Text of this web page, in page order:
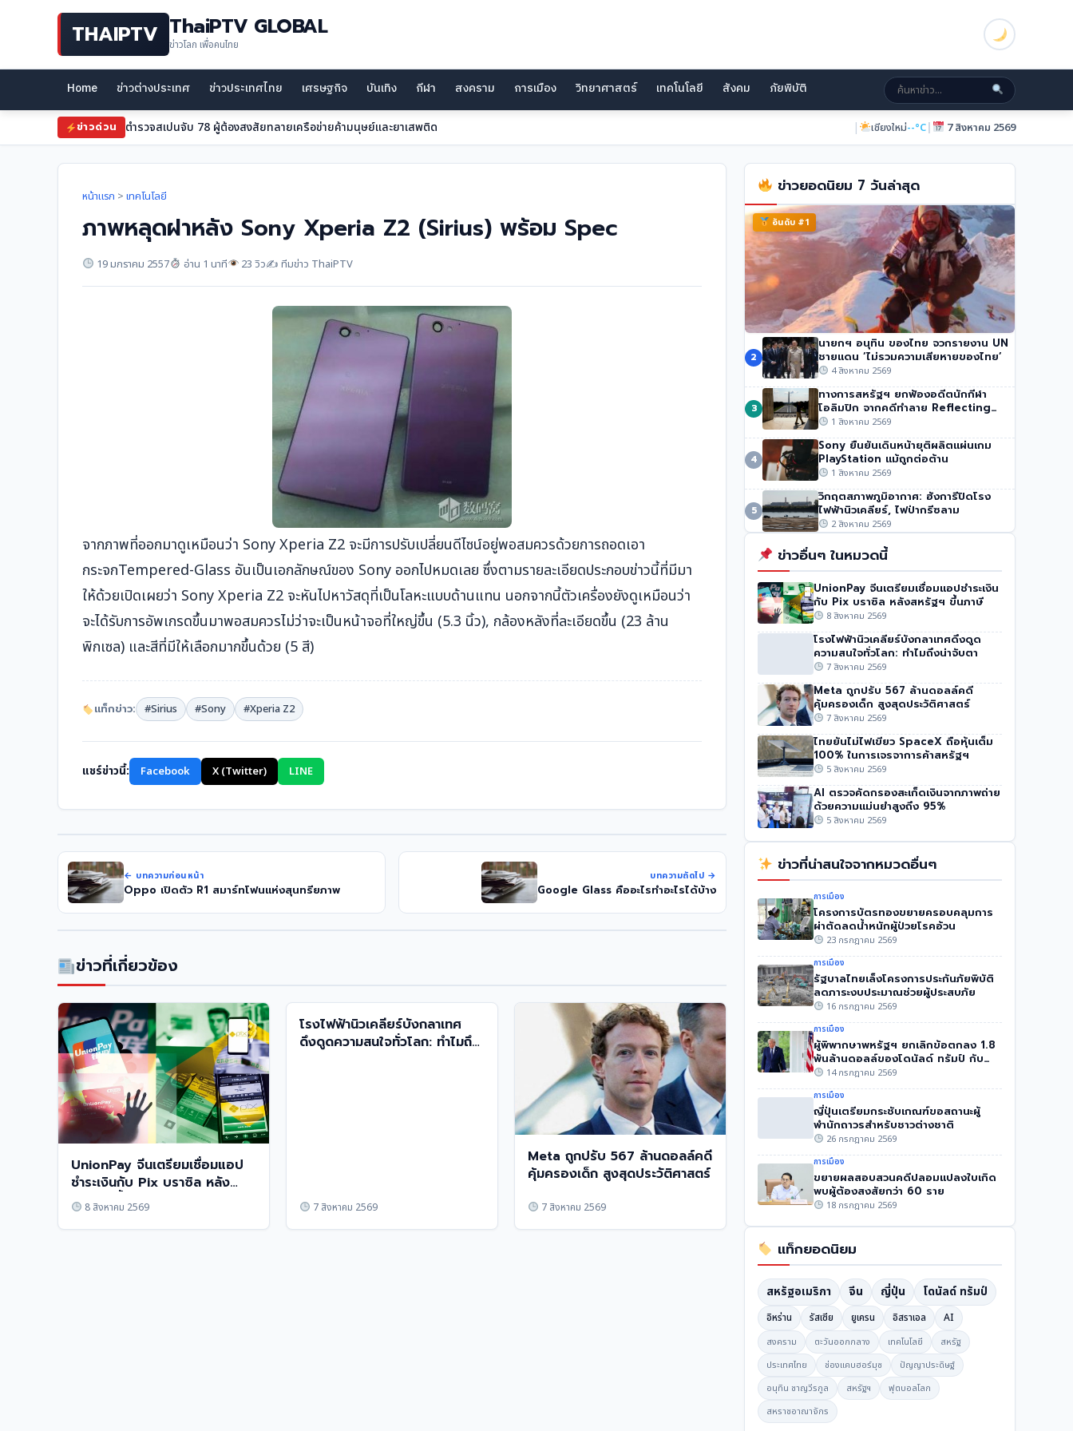
THAIPTV ThaiPTV GLOBAL
ข่าวโลก เพื่อคนไทย
Home ข่าวต่างประเทศ ข่าวประเทศไทย เศรษฐกิจ บันเทิง กีฬา สงคราม การเมือง วิทยาศาสตร์ เทคโนโลยี สังคม ภัยพิบัติ
ข่าวด่วน ตำรวจสเปนจับ 78 ผู้ต้องสงสัยทลายเครือข่ายค้ามนุษย์และยาเสพติด | เชียงใหม่--°C| 7 สิงหาคม 2569
หน้าแรก > เทคโนโลยี
ภาพหลุดฝาหลัง Sony Xperia Z2 (Sirius) พร้อม Spec
19 มกราคม 2557 อ่าน 1 นาที 23 วิว✍️ ทีมข่าว ThaiPTV
จากภาพที่ออกมาดูเหมือนว่า Sony Xperia Z2 จะมีการปรับเปลี่ยนดีไซน์อยู่พอสมควรด้วยการถอดเอา
กระจกTempered-Glass อันเป็นเอกลักษณ์ของ Sony ออกไปหมดเลย ซึ่งตามรายละเอียดประกอบข่าวนี้ที่มีมา
ให้ด้วยเปิดเผยว่า Sony Xperia Z2 จะหันไปหาวัสดุที่เป็นโลหะแบบด้านแทน นอกจากนี้ตัวเครื่องยังดูเหมือนว่า
จะได้รับการอัพเกรดขึ้นมาพอสมควรไม่ว่าจะเป็นหน้าจอที่ใหญ่ขึ้น (5.3 นิ้ว), กล้องหลังที่ละเอียดขึ้น (23 ล้าน
พิกเซล) และสีที่มีให้เลือกมากขึ้นด้วย (5 สี)
แท็กข่าว: #Sirius #Sony #Xperia Z2
แชร์ข่าวนี้: Facebook X (Twitter) LINE
← บทความก่อนหน้า
Oppo เปิดตัว R1 สมาร์ทโฟนแห่งสุนทรียภาพ
บทความถัดไป →
Google Glass คืออะไรทำอะไรได้บ้าง
ข่าวที่เกี่ยวข้อง
UnionPay จีนเตรียมเชื่อมแอป
ชำระเงินกับ Pix บราซิล หลัง
สหรัฐฯ ขึ้นภาษี
8 สิงหาคม 2569
โรงไฟฟ้านิวเคลียร์บังกลาเทศ
ดึงดูดความสนใจทั่วโลก: ทำไมถึง
7 สิงหาคม 2569
Meta ถูกปรับ 567 ล้านดอลล์คดี
คุ้มครองเด็ก สูงสุดประวัติศาสตร์
7 สิงหาคม 2569
ข่าวยอดนิยม 7 วันล่าสุด
อันดับ #1
นักปีนเขาชื่อดัง นิมมัล ปูร์จา เสียชีวิตในหิมะถล่ม
ปากีสถาน
52 วิว• 1 สิงหาคม 2569
2
นายกฯ อนุทิน ของไทย จวกรายงาน UN
ชายแดน ‘ไม่รวมความเสียหายของไทย’
4 สิงหาคม 2569
3
ทางการสหรัฐฯ ยกฟ้องอดีตนักกีฬา
โอลิมปิก จากคดีทำลาย Reflecting
Pool1 สิงหาคม 2569
4
Sony ยืนยันเดินหน้ายุติผลิตแผ่นเกม
PlayStation แม้ถูกต่อต้าน
1 สิงหาคม 2569
5
วิกฤตสภาพภูมิอากาศ: ฮังการีปิดโรง
ไฟฟ้านิวเคลียร์, ไฟป่ากรีซลาม
2 สิงหาคม 2569
ข่าวอื่นๆ ในหมวดนี้
UnionPay จีนเตรียมเชื่อมแอปชำระเงิน
กับ Pix บราซิล หลังสหรัฐฯ ขึ้นภาษี
8 สิงหาคม 2569
โรงไฟฟ้านิวเคลียร์บังกลาเทศดึงดูด
ความสนใจทั่วโลก: ทำไมถึงน่าจับตา
7 สิงหาคม 2569
Meta ถูกปรับ 567 ล้านดอลล์คดี
คุ้มครองเด็ก สูงสุดประวัติศาสตร์
7 สิงหาคม 2569
ไทยยันไม่ไฟเขียว SpaceX ถือหุ้นเต็ม
100% ในการเจรจาการค้าสหรัฐฯ
5 สิงหาคม 2569
AI ตรวจคัดกรองสะเก็ดเงินจากภาพถ่าย
ด้วยความแม่นยำสูงถึง 95%
5 สิงหาคม 2569
ข่าวที่น่าสนใจจากหมวดอื่นๆ
การเมือง
โครงการบัตรทองขยายครอบคลุมการ
ผ่าตัดลดน้ำหนักผู้ป่วยโรคอ้วน
23 กรกฎาคม 2569
การเมือง
รัฐบาลไทยเล็งโครงการประกันภัยพิบัติ
ลดภาระงบประมาณช่วยผู้ประสบภัย
16 กรกฎาคม 2569
การเมือง
ผู้พิพากษาพหรัฐฯ ยกเลิกข้อตกลง 1.8
พันล้านดอลล์ของโดนัลด์ ทรัมป์ กับ
IRS14 กรกฎาคม 2569
การเมือง
ญี่ปุ่นเตรียมกระชับเกณฑ์ขอสถานะผู้
พำนักถาวรสำหรับชาวต่างชาติ
26 กรกฎาคม 2569
การเมือง
ขยายผลสอบสวนคดีปลอมแปลงใบเกิด
พบผู้ต้องสงสัยกว่า 60 ราย
18 กรกฎาคม 2569
แท็กยอดนิยม
สหรัฐอเมริกา จีน ญี่ปุ่น โดนัลด์ ทรัมป์
อิหร่าน รัสเซีย ยูเครน อิสราเอล AI
สงคราม ตะวันออกกลาง เทคโนโลยี
สหรัฐ
ประเทศไทย
ช่องแคบฮอร์มุซ
ปัญญาประดิษฐ์
อนุทิน ชาญวีรกูล
สหรัฐฯ
ฟุตบอลโลก
สหราชอาณาจักร